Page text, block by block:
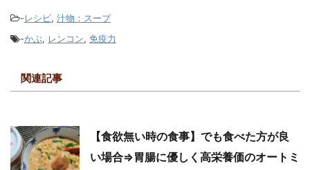
-レシピ, 汁物：スープ
-かぶ, レンコン, 免疫力
関連記事
【食欲無い時の食事】でも食べた方が良
い場合⇒胃腸に優しく高栄養価のオートミ